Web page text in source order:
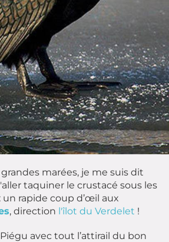
marées, je me suis dit
taquiner le crustacé sous les
un rapide coup d’œil aux
, direction l'îlot du Verdelet !
avec tout l’attirail du bon